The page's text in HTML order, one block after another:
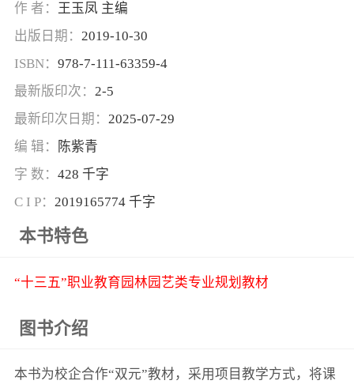
作 者： 王玉凤 主编
出版日期： 2019-10-30
ISBN： 978-7-111-63359-4
最新版印次： 2-5
最新印次日期： 2025-07-29
编 辑：
陈紫青
字 数： 428 千字
C I P： 2019165774 千字
本书特色
“十三五”职业教育园林园艺类专业规划教材
图书介绍
本书为校企合作“双元”教材，采用项目教学方式，将课